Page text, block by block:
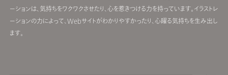
ーションは、気持ちをワクワクさせたり、心を惹きつける力を持っています。イラストレ
ーションの力によって、Webサイトがわかりやすかったり、心躍る気持ちを生み出し
ます。